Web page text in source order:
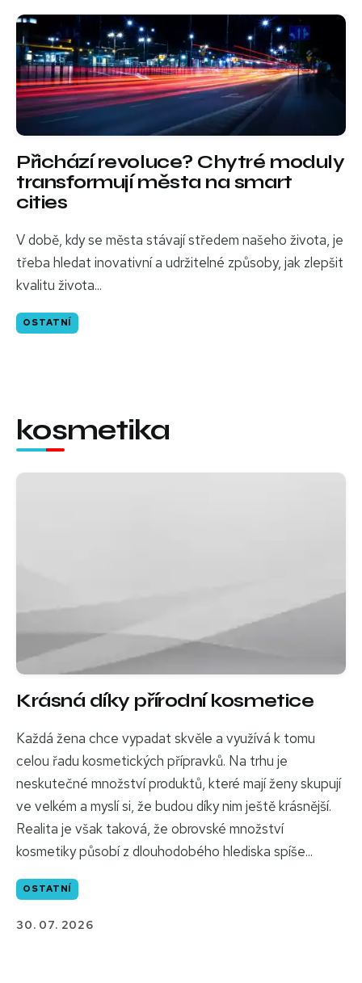
Přichází revoluce? Chytré moduly
transformují města na smart
cities
V době, kdy se města stávají středem našeho života, je
třeba hledat inovativní a udržitelné způsoby, jak zlepšit
kvalitu života...
OSTATNÍ
kosmetika
Krásná díky přírodní kosmetice
Každá žena chce vypadat skvěle a využívá k tomu
celou řadu kosmetických přípravků. Na trhu je
neskutečné množství produktů, které mají ženy skupují
ve velkém a myslí si, že budou díky nim ještě krásnější.
Realita je však taková, že obrovské množství
kosmetiky působí z dlouhodobého hlediska spíše...
OSTATNÍ
30. 07. 2026